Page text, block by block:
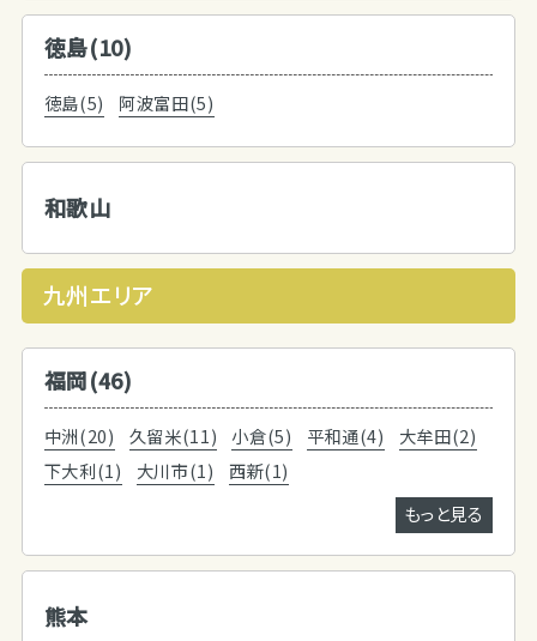
徳島(10)
徳島(5) 阿波富田(5)
和歌山
九州エリア
福岡(46)
中洲(20) 久留米(11) 小倉(5) 平和通(4)
大牟田(2)
下大利(1)
大川市(1)
西新(1)
もっと見る
熊本